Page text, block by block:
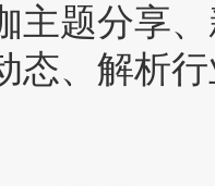
主题分享
态、解析